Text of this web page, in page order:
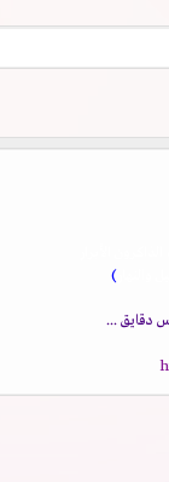
والنهار)
دقايق ...